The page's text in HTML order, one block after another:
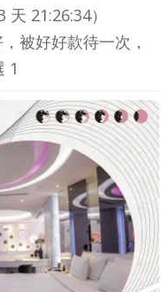
天 21:26:32）
被好好款待一次，
1